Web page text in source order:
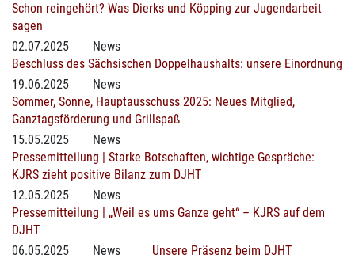
Schon reingehört? Was Dierks und Köpping zur Jugendarbeit
sagen
02.07.2025
News
Beschluss des Sächsischen Doppelhaushalts: unsere Einordnung
19.06.2025
News
Sommer, Sonne, Hauptausschuss 2025: Neues Mitglied,
Ganztagsförderung und Grillspaß
15.05.2025
News
Pressemitteilung | Starke Botschaften, wichtige Gespräche:
KJRS zieht positive Bilanz zum DJHT
12.05.2025
News
Pressemitteilung | „Weil es ums Ganze geht“ – KJRS auf dem
DJHT
06.05.2025
News Unsere Präsenz beim DJHT